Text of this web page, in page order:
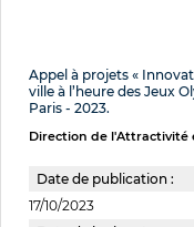
Appel à projets «
ville à l’heure des Jeux
Paris - 2023.
Direction de l'Attractivité
Date de publication :
17/10/2023